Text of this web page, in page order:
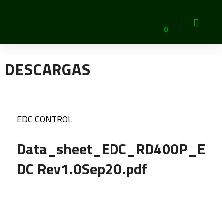
0
DESCARGAS
EDC CONTROL
Data_sheet_EDC_RD400P_E
DC Rev1.0Sep20.pdf